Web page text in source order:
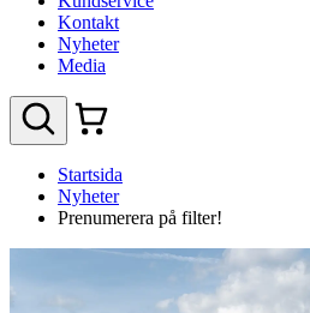
Kontakt
Nyheter
Media
Startsida
Nyheter
Prenumerera på filter!